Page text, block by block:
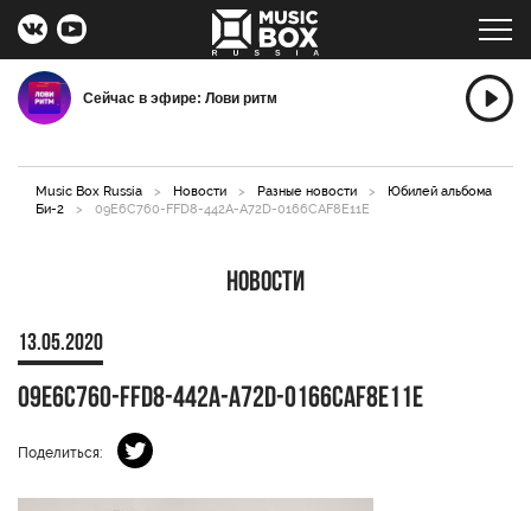
Сейчас в эфире: Лови ритм
Music Box Russia > Новости > Разные новости >
Юбилей альбома
Би-2
> 09E6C760-FFD8-442A-A72D-0166CAF8E11E
Новости
13.05.2020
09E6C760-FFD8-442A-A72D-0166CAF8E11E
Поделиться: